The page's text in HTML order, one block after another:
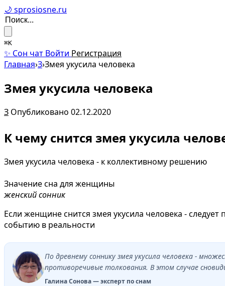
🌙 sprosiosne.ru
⌘K
✨ Сон чат Войти Регистрация
Главная›З›Змея укусила человека
Змея укусила человека
З Опубликовано 02.12.2020
К чему снится змея укусила
Змея укусила человека - к коллективному решению
Значение сна для женщины
женский сонник
Если женщине снится змея укусила человека -
событию в реальности
По древнему соннику змея укусила человека -
противоречивые толкования. В этом случае
Галина Сонова — эксперт по снам